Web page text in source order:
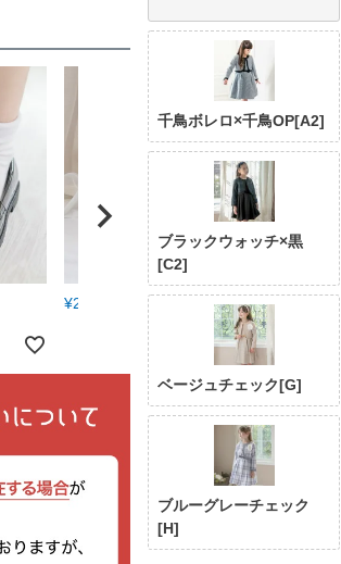
¥2,840 2,180
千鳥ボレロ×千鳥OP[A2]
ブラックウォッチ×黒
[C2]
ベージュチェック[G]
ブルーグレーチェック
[H]